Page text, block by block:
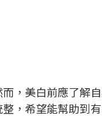
，美白前應了解
，希望能幫助到